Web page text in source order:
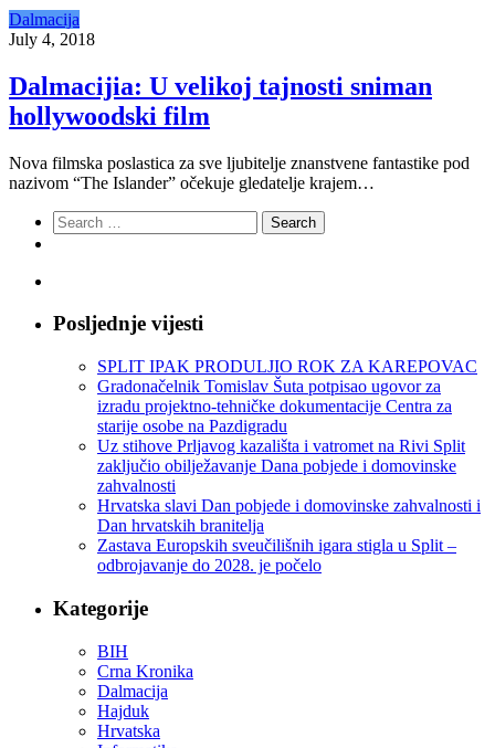
Dalmacija
July 4, 2018
Dalmacijia: U velikoj tajnosti sniman
hollywoodski film
Nova filmska poslastica za sve ljubitelje znanstvene fantastike pod
nazivom “The Islander” očekuje gledatelje krajem…
Search
for:
Posljednje vijesti
SPLIT IPAK PRODULJIO ROK ZA KAREPOVAC
Gradonačelnik Tomislav Šuta potpisao ugovor za
izradu projektno-tehničke dokumentacije Centra za
starije osobe na Pazdigradu
Uz stihove Prljavog kazališta i vatromet na Rivi Split
zaključio obilježavanje Dana pobjede i domovinske
zahvalnosti
Hrvatska slavi Dan pobjede i domovinske zahvalnosti i
Dan hrvatskih branitelja
Zastava Europskih sveučilišnih igara stigla u Split –
odbrojavanje do 2028. je počelo
Kategorije
BIH
Crna Kronika
Dalmacija
Hajduk
Hrvatska